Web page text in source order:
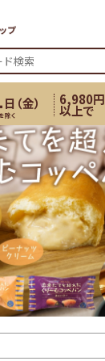
日（金）
除く
6,980円
以上で